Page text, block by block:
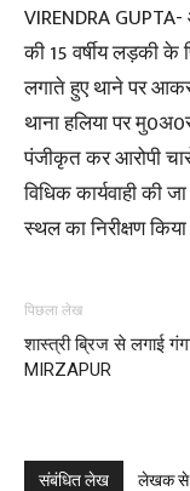
VIRENDRA
की 15 वर्षीय लड़की के
लगाते हुए थाने पर आकर
थाना हलिया पर
पंजीकृत कर आरोपी
विधिक कार्यवाही की
स्थल का निरीक्षण किया
पिछला लेख
शास्त्री ब्रिज से लगाई
MIRZAPUR
संबंधित लेख लेखक से